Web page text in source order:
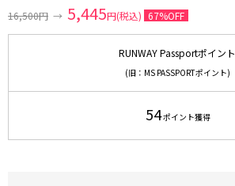
16,500円 → 5,445円(税込) 67%OFF
RUNWAY Passportポイント
(旧：MS PASSPORTポイント)
54ポイント獲得